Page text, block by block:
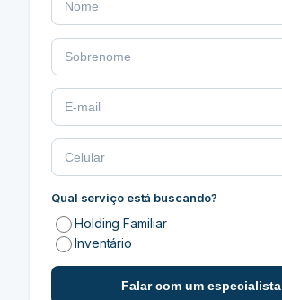
Qual serviço está buscando?
Holding Familiar
Inventário
Falar com um especialista